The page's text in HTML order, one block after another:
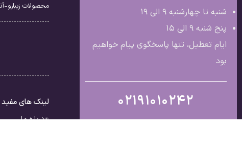
شنبه تا چهارشنبه 9 الی ۱۹
پنج شنبه 9 الی ۱۵
ایام تعطیل، تنها پاسخگوی پیام خواهیم
بود
02191010242
محصولات زیبارو-
لینک های مفید
درباره ما